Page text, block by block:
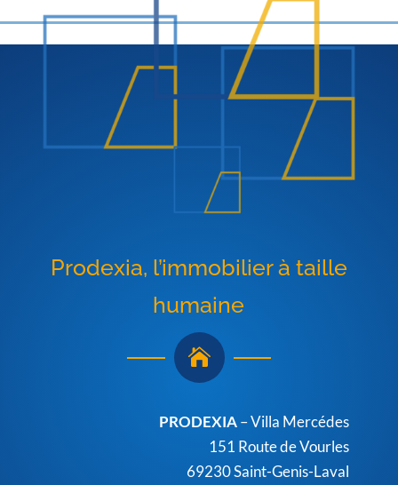
Prodexia, l’immobilier à taille
humaine

PRODEXIA– Villa Mercédes
151 Route de Vourles
69230 Saint-Genis-Laval